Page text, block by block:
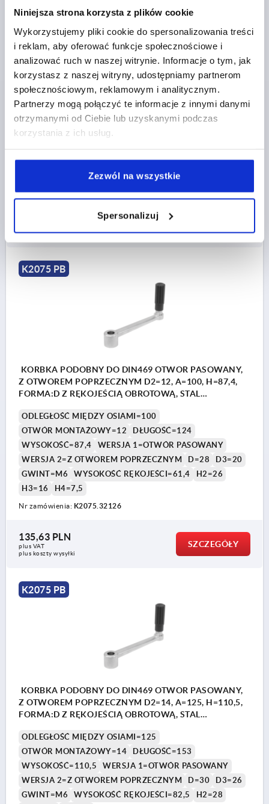
Niniejsza strona korzysta z plików cookie
Wykorzystujemy pliki cookie do spersonalizowania treści
i reklam, aby oferować funkcje społecznościowe i
analizować ruch w naszej witrynie. Informacje o tym, jak
korzystasz z naszej witryny, udostępniamy partnerom
społecznościowym, reklamowym i analitycznym.
Partnerzy mogą połączyć te informacje z innymi danymi
otrzymanymi od Ciebie lub uzyskanymi podczas
korzystania z ich usług.
Zezwól na wszystkie
Spersonalizuj
KORBKA PODOBNY DO DIN469 OTWOR PASOWANY,
Z OTWOREM POPRZECZNYM D2=10, A=80, H=71,1,
FORMA:D Z RĘKOJEŚCIĄ OBROTOWĄ, STAL
NIERDZEWNA Z POLYSKIEM, KOMP:TERMOPLAST
CIEMNOSZARY RAL7021
ODLEGŁOŚĆ MIĘDZY OSIAMI=80
OTWÓR MONTAŻOWY=10
DŁUGOŚĆ=100
WYSOKOŚĆ=71,1
WERSJA 1=OTWÓR PASOWANY
WERSJA 2=Z OTWOREM POPRZECZNYM
plus koszty wysyłki
K2075 PB
KORBKA PODOBNY DO DIN469 OTWOR PASOWANY,
Z OTWOREM POPRZECZNYM D2=12, A=100, H=87,4,
FORMA:D Z RĘKOJEŚCIĄ OBROTOWĄ, STAL
CIEMNOSZARY RAL7021
ODLEGŁOŚĆ MIĘDZY OSIAMI=100
OTWÓR MONTAŻOWY=12
DŁUGOŚĆ=124
WYSOKOŚĆ=87,4
WERSJA 1=OTWÓR PASOWANY
WERSJA 2=Z OTWOREM POPRZECZNYM
D=28
D3=20
GWINT=M6
WYSOKOŚĆ RĘKOJEŚCI=61,4
H2=26
H3=16
H4=7,5
Nr zamówienia: K2075.32126
135,63 PLN
plus VAT
plus koszty wysyłki
SZCZEGÓŁY
K2075 PB
KORBKA PODOBNY DO DIN469 OTWOR PASOWANY,
Z OTWOREM POPRZECZNYM D2=14, A=125, H=110,5,
FORMA:D Z RĘKOJEŚCIĄ OBROTOWĄ, STAL
CIEMNOSZARY RAL7021
ODLEGŁOŚĆ MIĘDZY OSIAMI=125
OTWÓR MONTAŻOWY=14
DŁUGOŚĆ=153
WYSOKOŚĆ=110,5
WERSJA 1=OTWÓR PASOWANY
WERSJA 2=Z OTWOREM POPRZECZNYM
D=30
D3=26
GWINT=M6
WYSOKOŚĆ RĘKOJEŚCI=82,5
H2=28